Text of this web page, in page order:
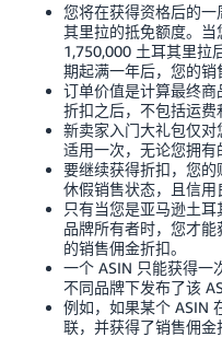
您将在获得资格后的
其里拉的抵免额度。
1,750,000 土耳其里拉
期起满一年后，您的销
订单价值是计算最终
折扣之后，不包括运费
新卖家入门大礼包仅
适用一次，无论您拥有
要继续获得折扣，您
休假销售状态，且信用
只有当您是亚马逊土
品牌所有者时，您才
的销售佣金折扣。
一个 ASIN 只能获得一
不同品牌下发布了该
例如，如果某个 ASIN
联，并获得了销售佣